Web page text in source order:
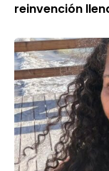
reinvención